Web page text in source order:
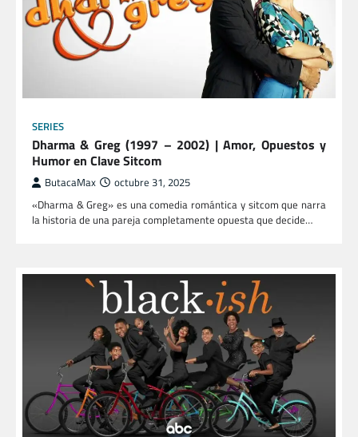
SERIES
Dharma & Greg (1997 – 2002) | Amor, Opuestos y
Humor en Clave Sitcom
ButacaMax octubre 31, 2025
«Dharma & Greg» es una comedia romántica y sitcom que narra
la historia de una pareja completamente opuesta que decide…